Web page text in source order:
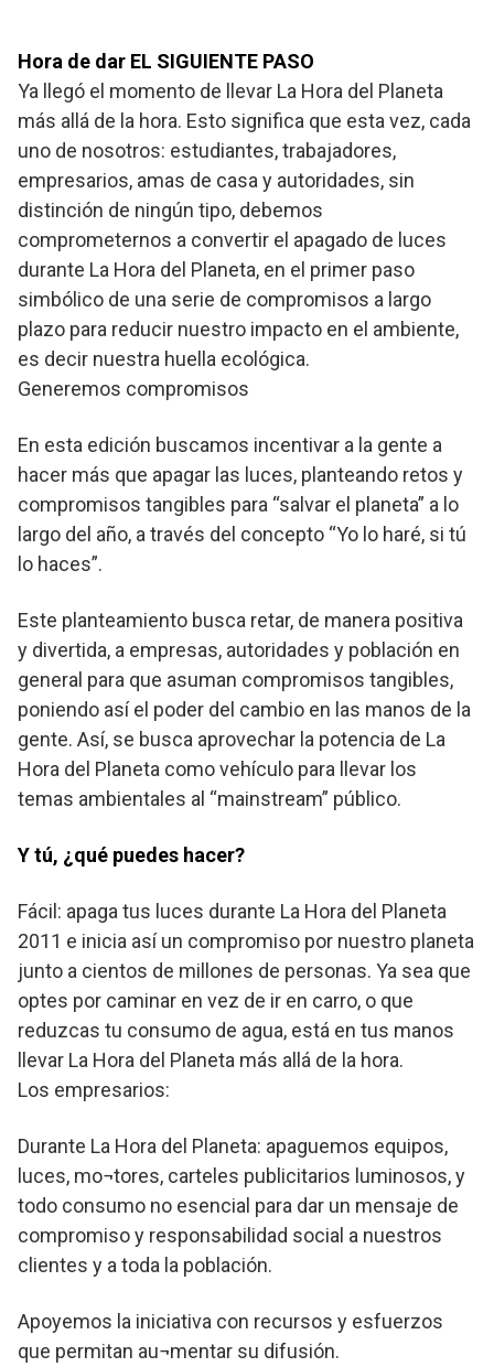
Hora de dar EL SIGUIENTE PASO
Ya llegó el momento de llevar La Hora del Planeta
más allá de la hora. Esto significa que esta vez, cada
uno de nosotros: estudiantes, trabajadores,
empresarios, amas de casa y autoridades, sin
distinción de ningún tipo, debemos
comprometernos a convertir el apagado de luces
durante La Hora del Planeta, en el primer paso
simbólico de una serie de compromisos a largo
plazo para reducir nuestro impacto en el ambiente,
es decir nuestra huella ecológica.
Generemos compromisos
En esta edición buscamos incentivar a la gente a
hacer más que apagar las luces, planteando retos y
compromisos tangibles para “salvar el planeta” a lo
largo del año, a través del concepto “Yo lo haré, si tú
lo haces”.
Este planteamiento busca retar, de manera positiva
y divertida, a empresas, autoridades y población en
general para que asuman compromisos tangibles,
poniendo así el poder del cambio en las manos de la
gente. Así, se busca aprovechar la potencia de La
Hora del Planeta como vehículo para llevar los
temas ambientales al “mainstream” público.
Y tú, ¿qué puedes hacer?
Fácil: apaga tus luces durante La Hora del Planeta
2011 e inicia así un compromiso por nuestro planeta
junto a cientos de millones de personas. Ya sea que
optes por caminar en vez de ir en carro, o que
reduzcas tu consumo de agua, está en tus manos
llevar La Hora del Planeta más allá de la hora.
Los empresarios:
Durante La Hora del Planeta: apaguemos equipos,
luces, mo¬tores, carteles publicitarios luminosos, y
todo consumo no esencial para dar un mensaje de
compromiso y responsabilidad social a nuestros
clientes y a toda la población.
Apoyemos la iniciativa con recursos y esfuerzos
que permitan au¬mentar su difusión.